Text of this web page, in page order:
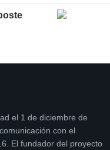
el 1 de diciembre de
con el
El fundador del proyecto